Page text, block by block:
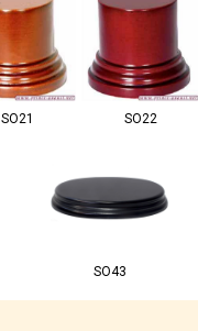
SO21 SO22
SO43